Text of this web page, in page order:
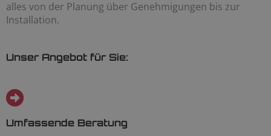
alles von der Planung über Genehmigungen bis zur
Installation.
Unser Angebot für Sie:
Umfassende Beratung